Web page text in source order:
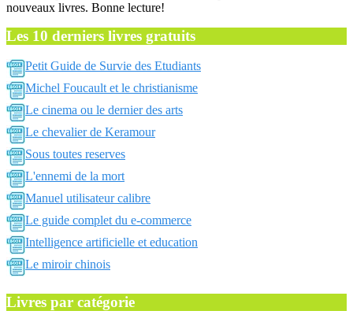
nouveaux livres. Bonne lecture!
Les 10 derniers livres gratuits
Petit Guide de Survie des Etudiants
Michel Foucault et le christianisme
Le cinema ou le dernier des arts
Le chevalier de Keramour
Sous toutes reserves
L'ennemi de la mort
Manuel utilisateur calibre
Le guide complet du e-commerce
Intelligence artificielle et education
Le miroir chinois
Livres par catégorie